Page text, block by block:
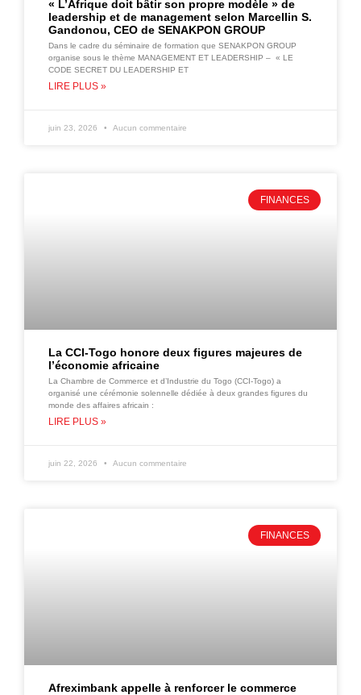
« L’Afrique doit bâtir son propre modèle » de
leadership et de management selon Marcellin S.
Gandonou, CEO de SENAKPON GROUP
Dans le cadre du séminaire de formation que SENAKPON GROUP
organise sous le thème MANAGEMENT ET LEADERSHIP – « LE
CODE SECRET DU LEADERSHIP ET
LIRE PLUS »
juin 23, 2026 Aucun commentaire
FINANCES
La CCI-Togo honore deux figures majeures de
l’économie africaine
La Chambre de Commerce et d’Industrie du Togo (CCI-Togo) a
organisé une cérémonie solennelle dédiée à deux grandes figures du
monde des affaires africain :
LIRE PLUS »
juin 22, 2026 Aucun commentaire
FINANCES
Afreximbank appelle à renforcer le commerce